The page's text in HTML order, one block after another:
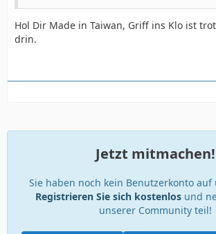
Hol Dir Made in Taiwan, Griff ins Klo ist
drin.
Jetzt mitmachen!
Sie haben noch kein Benutzerkonto auf
Registrieren Sie sich kostenlosund
unserer Community teil!